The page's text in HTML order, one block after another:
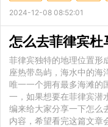
2024-12-08 08:52:01
怎么去菲律宾杜
菲律宾独特的地理位置形
座热带岛屿，海水中的海
唯一一个拥有最多海滩的
一，如果想要在菲律宾潜
编来给大家分享一下怎么
内容，希望看完这篇文章